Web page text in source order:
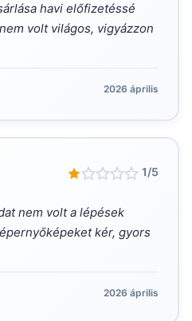
havi előfizetéssé
volt világos, vigyázzon
2026 április
1/5
nem volt a lépések
kér, gyors
2026 április